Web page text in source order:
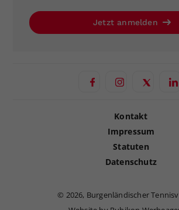
Jetzt anmelden
Kontakt
Impressum
Statuten
Datenschutz
© 2026, Burgenländischer